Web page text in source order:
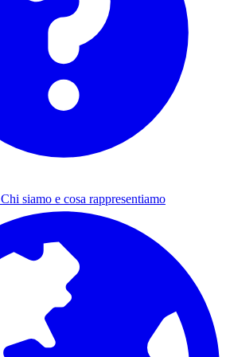
Chi siamo e cosa rappresentiamo